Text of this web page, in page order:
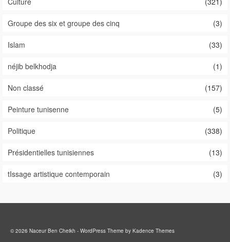
Groupe des six et groupe des cinq (3)
Islam (33)
néjib belkhodja (1)
Non classé (157)
Peinture tunisenne (5)
Politique (338)
Présidentielles tunisiennes (13)
tIssage artistique contemporain (3)
© 2026 Naceur Ben Cheikh - WordPress Theme by Kadence Themes